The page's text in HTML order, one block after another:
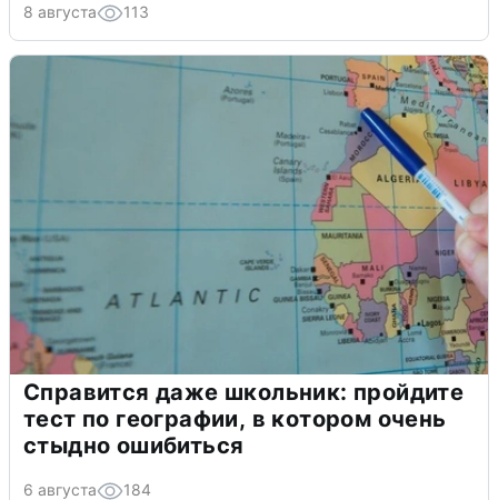
8 августа 113
Справится даже школьник: пройдите
тест по географии, в котором очень
стыдно ошибиться
6 августа 184